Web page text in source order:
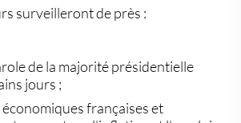
surveilleront de près :
de la majorité présidentielle
jours ;
françaises et